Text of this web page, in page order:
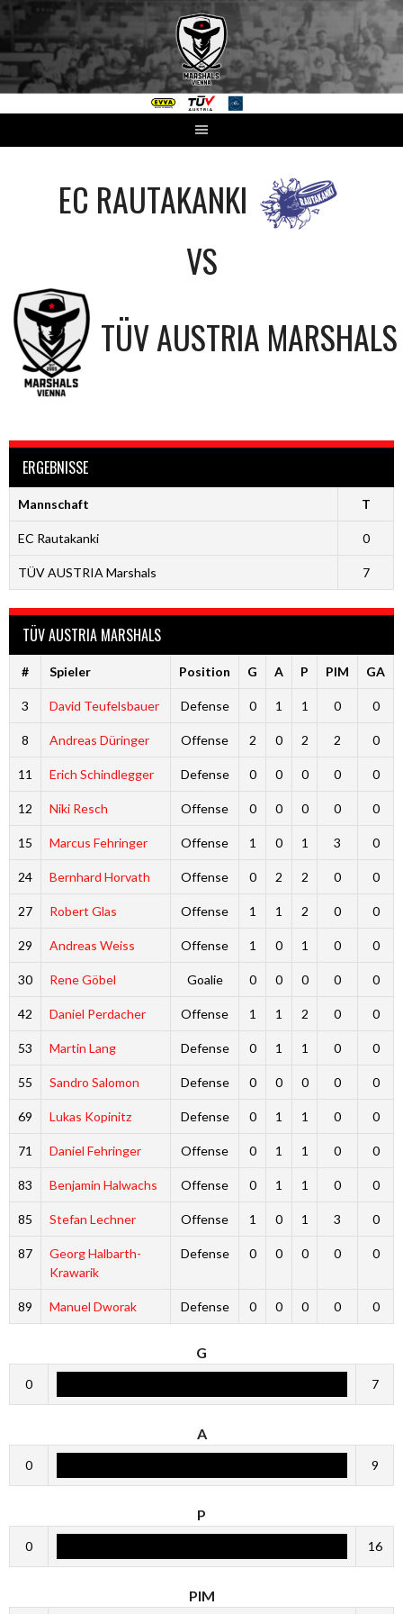
Springe
zum
Inhalt
EC RAUTAKANKI
VS
TÜV AUSTRIA MARSHALS
ERGEBNISSE
Mannschaft T
EC Rautakanki 0
TÜV AUSTRIA Marshals 7
TÜV AUSTRIA MARSHALS
# Spieler Position G A P PIM GA
3 David Teufelsbauer Defense 0 1 1 0 0
8 Andreas Düringer Offense 2 0 2 2 0
11 Erich Schindlegger Defense 0 0 0 0 0
12 Niki Resch Offense 0 0 0 0 0
15 Marcus Fehringer Offense 1 0 1 3 0
24 Bernhard Horvath Offense 0 2 2 0 0
27 Robert Glas Offense 1 1 2 0 0
29 Andreas Weiss Offense 1 0 1 0 0
30 Rene Göbel Goalie 0 0 0 0 0
42 Daniel Perdacher Offense 1 1 2 0 0
53 Martin Lang Defense 0 1 1 0 0
55 Sandro Salomon Defense 0 0 0 0 0
69 Lukas Kopinitz Defense 0 1 1 0 0
71 Daniel Fehringer Offense 0 1 1 0 0
83 Benjamin Halwachs Offense 0 1 1 0 0
85 Stefan Lechner Offense 1 0 1 3 0
87
Georg Halbarth-
Krawarik
Defense 0 0 0 0 0
89 Manuel Dworak Defense 0 0 0 0 0
G
0 7
A
0 9
P
0 16
PIM